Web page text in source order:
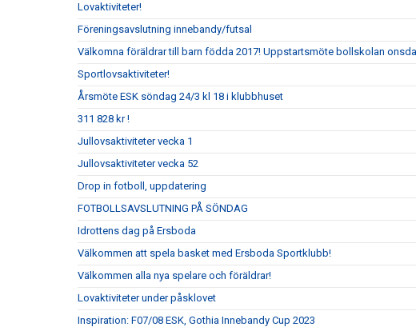
Lovaktiviteter!
Föreningsavslutning innebandy/futsal
Välkomna föräldrar till barn födda 2017! Uppstartsmöte bollskolan
Sportlovsaktiviteter!
Årsmöte ESK söndag 24/3 kl 18 i klubbhuset
311 828 kr !
Jullovsaktiviteter vecka 1
Jullovsaktiviteter vecka 52
Drop in fotboll, uppdatering
FOTBOLLSAVSLUTNING PÅ SÖNDAG
Idrottens dag på Ersboda
Välkommen att spela basket med Ersboda Sportklubb!
Välkommen alla nya spelare och föräldrar!
Lovaktiviteter under påsklovet
Inspiration: F07/08 ESK, Gothia Innebandy Cup 2023